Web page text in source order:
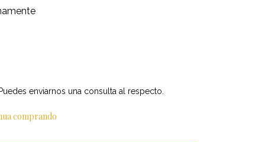
enviarnos una consulta al respecto.
comprando